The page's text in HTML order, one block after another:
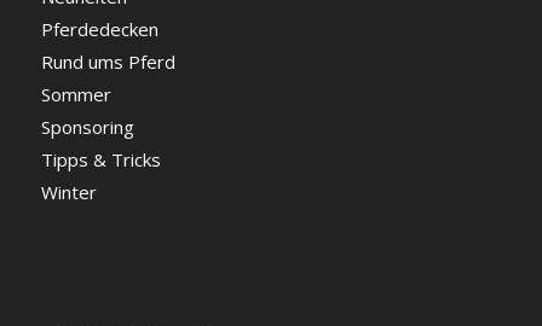
Pferdedecken
Rund ums Pferd
Sommer
Sponsoring
Tipps & Tricks
Winter